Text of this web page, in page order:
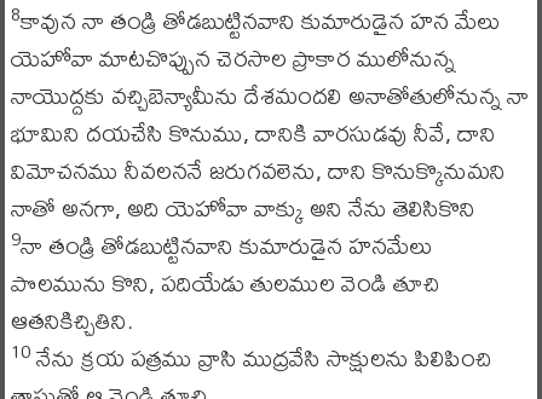
8కావున నా తండ్రి తోడబుట్టినవాని కుమారుడైన హన మేలు
యెహోవా మాటచొప్పున చెరసాల ప్రాకార ములోనున్న
నాయొద్దకు వచ్చిబెన్యామీను దేశమందలి అనాతోతులోనున్న నా
భూమిని దయచేసి కొనుము, దానికి వారసుడవు నీవే, దాని
విమోచనము నీవలననే జరుగవలెను, దాని కొనుక్కొనుమని
నాతో అనగా, అది యెహోవా వాక్కు అని నేను తెలిసికొని
9నా తండ్రి తోడబుట్టినవాని కుమారుడైన హనమేలు
పొలమును కొని, పదియేడు తులముల వెండి తూచి
ఆతనికిచ్చితిని.
10నేను క్రయ పత్రము వ్రాసి ముద్రవేసి సాక్షులను పిలిపించి